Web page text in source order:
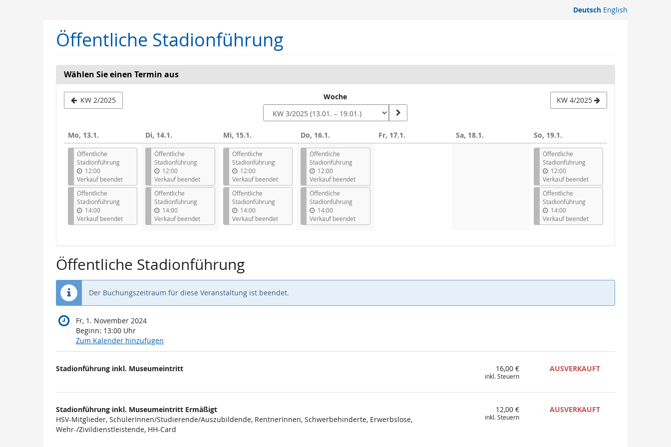
Deutsch English
Öffentliche Stadionführung
Wählen Sie einen Termin aus
KW 2/2025
auswählen
Woche KW 4/2025
Mo, 13.1.
Öffentliche
Stadionführung
12:00
Verkauf beendet
Öffentliche
Stadionführung
14:00
Verkauf beendet
Di, 14.1.
Öffentliche
Stadionführung
12:00
Verkauf beendet
Öffentliche
Stadionführung
14:00
Verkauf beendet
Mi, 15.1.
Öffentliche
Stadionführung
12:00
Verkauf beendet
Öffentliche
Stadionführung
14:00
Verkauf beendet
Do, 16.1.
Öffentliche
Stadionführung
12:00
Verkauf beendet
Öffentliche
Stadionführung
14:00
Verkauf beendet
Fr, 17.1. Sa, 18.1. So, 19.1.
Öffentliche
Stadionführung
12:00
Verkauf beendet
Öffentliche
Stadionführung
14:00
Verkauf beendet
Öffentliche Stadionführung
Der Buchungszeitraum für diese Veranstaltung ist beendet.
Fr, 1. November 2024
Beginn: 13:00 Uhr
Zum Kalender hinzufügen
Produkte
Produkte
Stadionführung inkl. Museumeintritt 16,00 €
inkl. Steuern
AUSVERKAUFT
Stadionführung inkl. Museumeintritt Ermäßigt
HSV-Mitglieder, SchülerInnen/Studierende/Auszubildende, RentnerInnen, Schwerbehinderte, Erwerbslose,
Wehr-/Zivildienstleistende, HH-Card
12,00 €
inkl. Steuern
AUSVERKAUFT